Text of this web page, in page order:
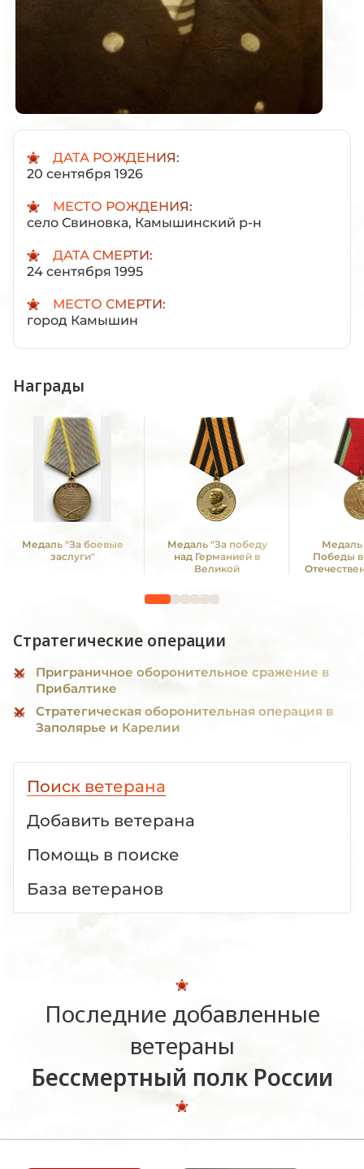
ДАТА РОЖДЕНИЯ:
20 сентября 1926
МЕСТО РОЖДЕНИЯ:
село Свиновка, Камышинский р-н
ДАТА СМЕРТИ:
24 сентября 1995
МЕСТО СМЕРТИ:
город Камышин
Награды
Медаль "За боевые
заслуги"
Медаль "За победу
над Германией в
Великой
1941 -1945 гг."
Медаль
Победы
Стратегические операции
Приграничное оборонительное сражение в
Прибалтике
Стратегическая оборонительная операция в
Заполярье и Карелии
Поиск ветерана
Добавить ветерана
Помощь в поиске
База ветеранов
Последние добавленные
ветераны
Бессмертный полк России